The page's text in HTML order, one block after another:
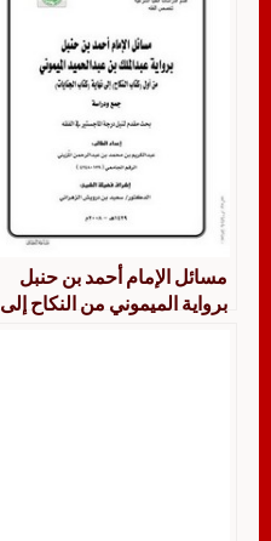
‏‏مسائل الإمام أحمد بن حنبل
برواية الميموني من النكاح إلى